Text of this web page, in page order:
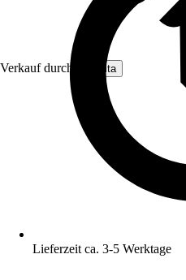
Verkauf durch: Nomita
Lieferzeit ca. 3-5 Werktage